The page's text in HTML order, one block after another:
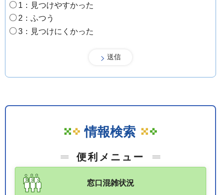
1：見つけやすかった
2：ふつう
3：見つけにくかった
情報検索
便利メニュー
窓口混雑状況